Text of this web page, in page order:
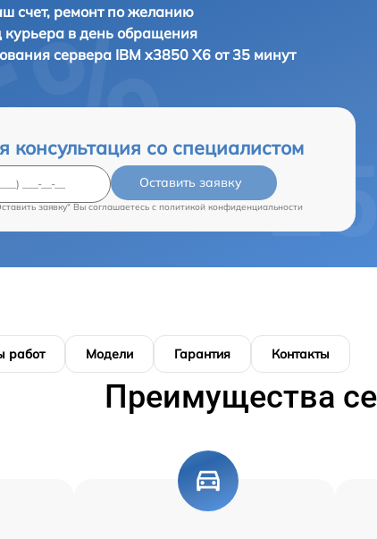
счет, ремонт по желанию
курьера в день обращения
сервера IBM x3850 X6 от 35 минут
консультация со специалистом
Оставить заявку
заявку" Вы соглашаетесь c политикой конфиденциальности
работ Модели Гарантия Контакты
Преимущества